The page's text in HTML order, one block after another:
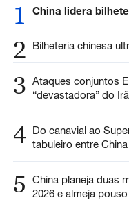
1 China lidera
2 Bilheteria chinesa
3 Ataques conjuntos
“devastadora” do Irã
4 Do canavial ao
tabuleiro entre
5
China planeja duas
2026 e almeja